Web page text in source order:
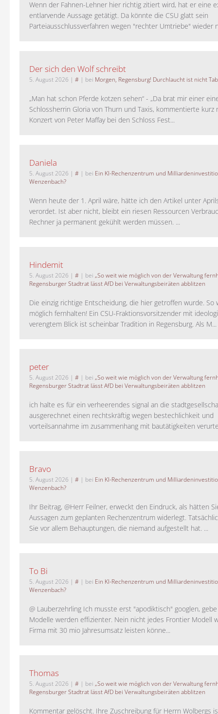
Wenn der Fahnen-Lehner hier richtig zitiert wird, hat er eine
entlarvende Aussage getätigt. Da könnte die CSU glatt sein
Parteiausschlussverfahren wegen "rechter Umtriebe" wieder
Der sich den Wolf schreibt
5. August 2026 | # | bei Morgen, Regensburg! Durchlaucht ist nicht
„Man hat schon Pferde kotzen sehen“ - „Da brat mir einer
Schlossherrin Gloria von Thurn und Taxis, kommentierte kurz
Konzert von Peter Maffay bei den Schloss Fest...
Daniela
5. August 2026 | # | bei Ein KI-Rechenzentrum und
Wenzenbach?
Wenn heute der 1. April wäre, hätte ich den Artikel unter
verordet. Ist aber nicht, bleibt ein riesen Ressourcen
Rechner ja permanent gekühlt werden müssen. ...
Hindemit
5. August 2026 | # | bei „So weit wie möglich von der Verwaltung
Regensburger Stadtrat lässt AfD bei Verwaltungsbeiräten abblitzen
Die einzig richtige Entscheidung, die hier getroffen wurde. So
möglich fernhalten! Ein CSU-Fraktionsvorsitzender mit
verengtem Blick ist scheinbar Tradition in Regensburg. Als M...
peter
5. August 2026 | # | bei „So weit wie möglich von der Verwaltung
Regensburger Stadtrat lässt AfD bei Verwaltungsbeiräten abblitzen
ich halte es für ein verheerendes signal an die
ausgerechnet einen rechtskräftig wegen bestechlichkeit und
vorteilsannahme im zusammenhang mit bautätigkeiten
Bravo
5. August 2026 | # | bei Ein KI-Rechenzentrum und
Wenzenbach?
Ihr Beitrag, @Herr Feilner, erweckt den Eindruck, als hätten
Aussagen zum geplanten Rechenzentrum widerlegt.
Sie vor allem Behauptungen, die niemand aufgestellt hat. ...
To Bi
5. August 2026 | # | bei Ein KI-Rechenzentrum und
Wenzenbach?
@ Lauberzehrling Ich musste erst "apodiktisch" googlen, gebe
Modelle werden effizienter. Nein nicht jedes Frontier Modell
Firma mit 30 mio Jahresumsatz leisten könne...
Thomas
5. August 2026 | # | bei „So weit wie möglich von der Verwaltung
Regensburger Stadtrat lässt AfD bei Verwaltungsbeiräten abblitzen
Kommentar gelöscht. Ihre Zuschreibung für Herrn Wolbergs